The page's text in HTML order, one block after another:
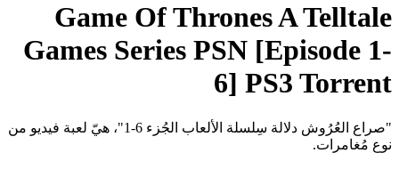
Game Of Thrones A Telltale
Games Series PSN [Episode 1-
6] PS3 Torrent
"صراع العُرُوش دلالة سِلسلة الألعاب الجُزء 6-1"، هيّ لعبة فيديو من
نوع مُغامرات.